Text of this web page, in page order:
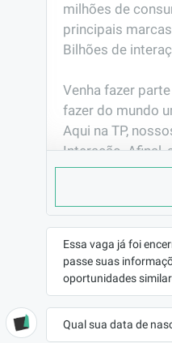
milhões de
principais
Bilhões de
Venha fazer
fazer do mundo
Aqui na TP,
Interação. Afinal,
dias, ouvindo,
PORQUE
Você já pensou
do mundo?
Já pensou em
seguimentos e
mercado? Gosta
Essa vaga já foi
passe suas
oportunidades
Qual sua data de